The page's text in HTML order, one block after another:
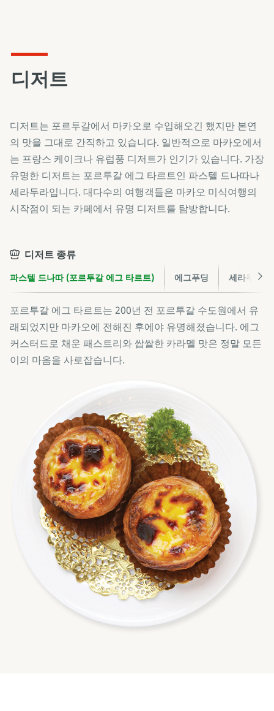
디저트
디저트는 포르투갈에서 마카오로 수입해오긴 했지만 본연
의 맛을 그대로 간직하고 있습니다. 일반적으로 마카오에서
는 프랑스 케이크나 유럽풍 디저트가 인기가 있습니다. 가장
유명한 디저트는 포르투갈 에그 타르트인 파스텔 드나따나
세라두라입니다. 대다수의 여행객들은 마카오 미식여행의
시작점이 되는 카페에서 유명 디저트를 탐방합니다.
디저트 종류
파스텔 드나따 (포르투갈 에그 타르트) 에그푸딩 세라두라
포르투갈 에그 타르트는 200년 전 포르투갈 수도원에서 유
래되었지만 마카오에 전해진 후에야 유명해졌습니다. 에그
커스터드로 채운 패스트리와 쌉쌀한 카라멜 맛은 정말 모든
이의 마음을 사로잡습니다.